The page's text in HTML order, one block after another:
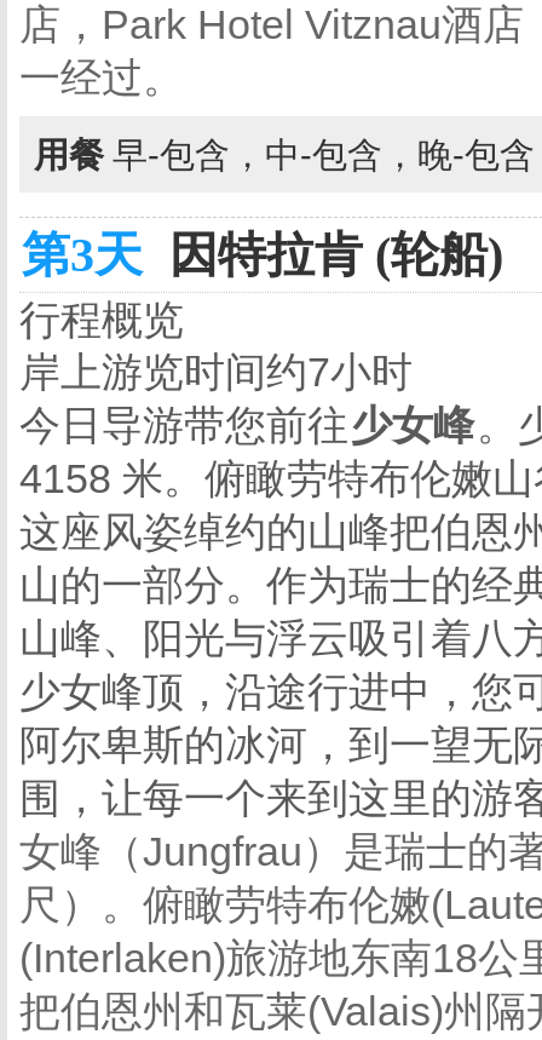
店，Park Hotel Vitznau酒
一经过。
用餐 早-包含，中-包含，晚-包
第3天 因特拉肯 (轮船)
行程概览
岸上游览时间约7小时
今日导游带您前往少女峰。
4158 米。俯瞰劳特布伦嫩
这座风姿绰约的山峰把伯恩
山的一部分。作为瑞士的经
山峰、阳光与浮云吸引着八
少女峰顶，沿途行进中，您
阿尔卑斯的冰河，到一望无
围，让每一个来到这里的游
女峰（Jungfrau）是瑞士的
尺）。俯瞰劳特布伦嫩
(Interlaken)旅游地东南18公
把伯恩州和瓦莱(Valais)州